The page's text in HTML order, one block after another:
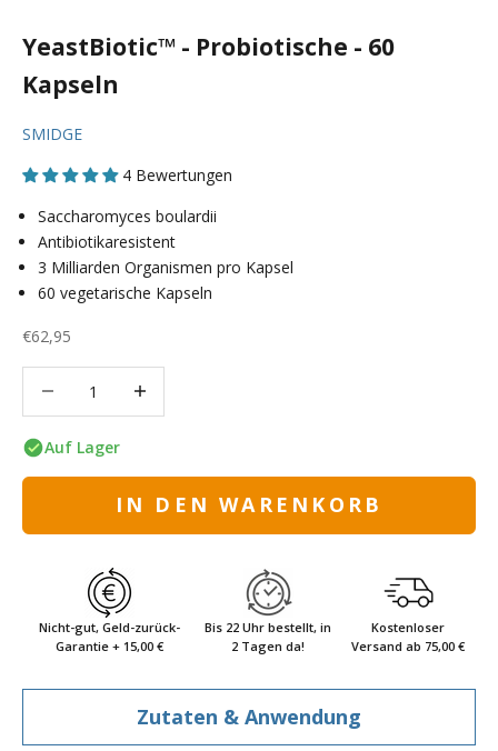
YeastBiotic™ - Probiotische - 60
Kapseln
SMIDGE
4 Bewertungen
Saccharomyces boulardii
Antibiotikaresistent
3 Milliarden Organismen pro Kapsel
60 vegetarische Kapseln
Angebot
€62,95
Auf Lager
IN DEN WARENKORB
Nicht-gut, Geld-zurück-
Garantie + 15,00 €
Bis 22 Uhr bestellt, in
2 Tagen da!
Kostenloser
Versand ab 75,00 €
Zutaten & Anwendung